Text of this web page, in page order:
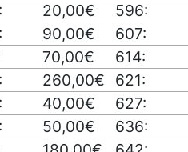
20,00€ 596:
90,00€ 607:
70,00€ 614:
260,00€ 621:
40,00€ 627:
50,00€ 636: